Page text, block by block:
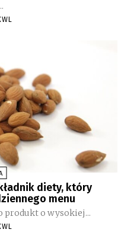
diety, który
menu
produkt o wysokiej...